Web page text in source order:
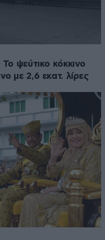
ψεύτικο κόκκινο
με 2,6 εκατ. λίρες